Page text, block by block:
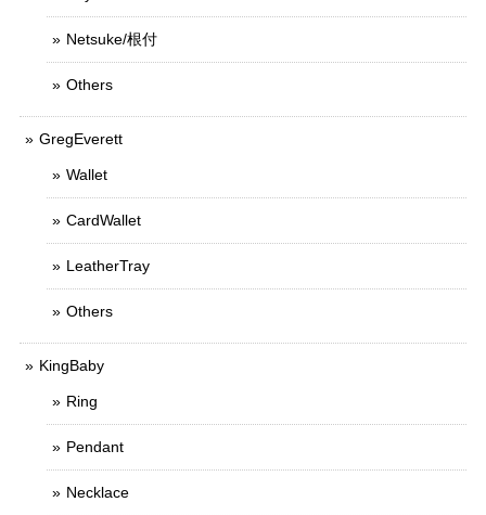
Netsuke/根付
Others
GregEverett
Wallet
CardWallet
LeatherTray
Others
KingBaby
Ring
Pendant
Necklace